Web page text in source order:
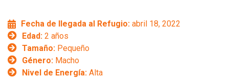
Fecha de llegada al Refugio: abril 18, 2022
Edad: 2 años
Tamaño: Pequeño
Género: Macho
Nivel de Energía: Alta